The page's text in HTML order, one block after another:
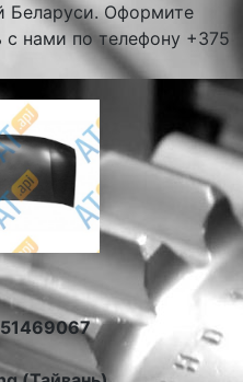
Беларуси. Оформите
с нами по телефону +375